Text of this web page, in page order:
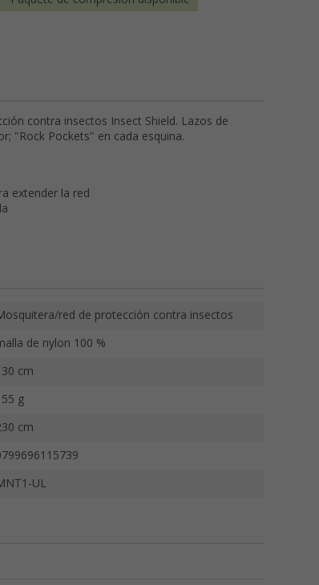
contra insectos Insect Shield. Lazos de
"Rock Pockets" en cada esquina.
extender la red
red de protección contra insectos
de nylon 100 %
cm
g
cm
UL